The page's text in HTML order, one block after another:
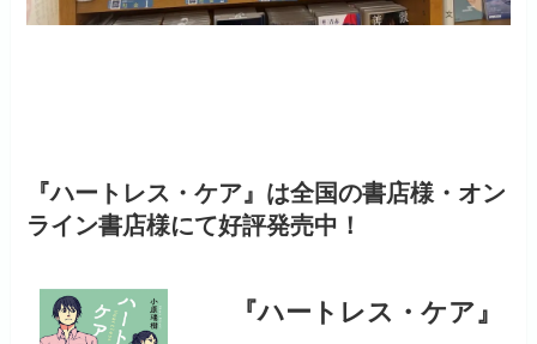
『ハートレス・ケア』は全国の書店様・オン
ライン書店様にて好評発売中！
『ハートレス・ケア』